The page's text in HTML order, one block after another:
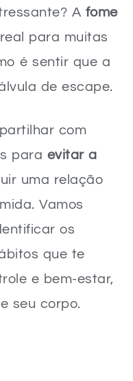
A fome
para muitas
é sentir que a
de escape.
com
para evitar a
uma relação
Vamos
os
que te
e bem-estar,
seu corpo.